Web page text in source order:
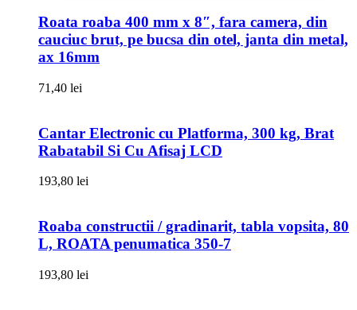
Roata roaba 400 mm x 8″, fara camera, din
cauciuc brut, pe bucsa din otel, janta din metal,
ax 16mm
71,40 lei
Cantar Electronic cu Platforma, 300 kg, Brat
Rabatabil Si Cu Afisaj LCD
193,80 lei
Roaba constructii / gradinarit, tabla vopsita, 80
L, ROATA penumatica 350-7
193,80 lei